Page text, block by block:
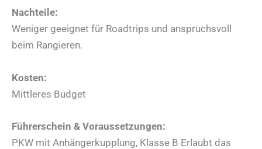
Nachteile:
Weniger geeignet für Roadtrips und anspruchsvoll
beim Rangieren.
Kosten:
Mittleres Budget
Führerschein & Voraussetzungen:
PKW mit Anhängerkupplung, Klasse B Erlaubt das